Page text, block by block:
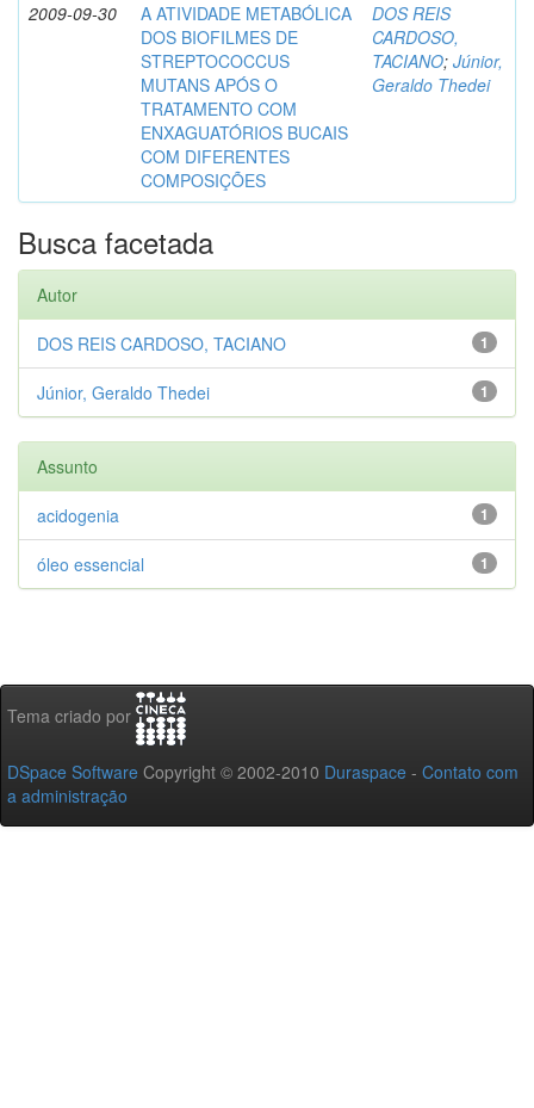
2009-09-30
A ATIVIDADE METABÓLICA
DOS BIOFILMES DE
STREPTOCOCCUS
MUTANS APÓS O
TRATAMENTO COM
ENXAGUATÓRIOS BUCAIS
COM DIFERENTES
COMPOSIÇÕES
DOS REIS
CARDOSO,
TACIANO; Júnior,
Geraldo Thedei
Busca facetada
Autor
1
DOS REIS CARDOSO, TACIANO
1
Júnior, Geraldo Thedei
Assunto
1
acidogenia
1
óleo essencial
Tema criado por
DSpace Software Copyright © 2002-2010 Duraspace - Contato com
a administração